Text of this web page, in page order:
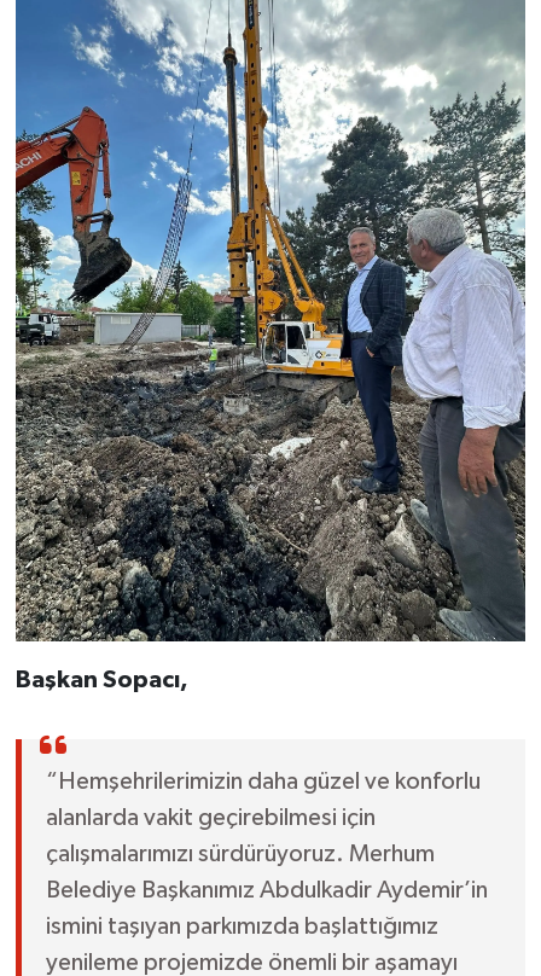
Başkan Sopacı,
“Hemşehrilerimizin daha güzel ve konforlu
alanlarda vakit geçirebilmesi için
çalışmalarımızı sürdürüyoruz. Merhum
Belediye Başkanımız Abdulkadir Aydemir’in
ismini taşıyan parkımızda başlattığımız
yenileme projemizde önemli bir aşamayı